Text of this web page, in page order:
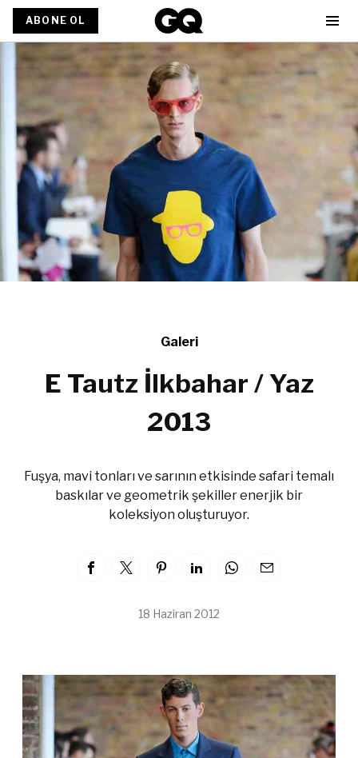
ABONE OL
Galeri
E Tautz İlkbahar / Yaz
2013
Fuşya, mavi tonları ve sarının etkisinde safari temalı
baskılar ve geometrik şekiller enerjik bir
koleksiyon oluşturuyor.
18 Haziran 2012